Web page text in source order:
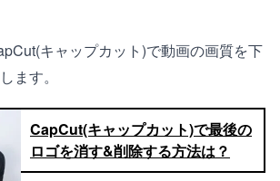
キャップカット)で動画の画質を下
ます。
CapCut(キャップカット)で最後の
ロゴを消す&削除する方法は？